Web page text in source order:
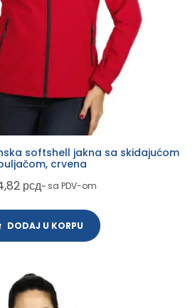
softshell jakna sa skidajućom
crvena
рсд~ sa PDV-om
DODAJ U KORPU